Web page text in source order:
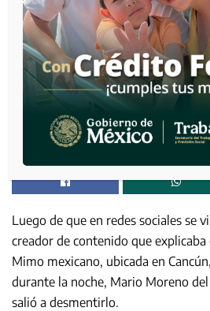
Luego de que en redes sociales se
creador de contenido que
Mimo mexicano, ubicada en
durante la noche, Mario Moreno
salió a desmentirlo.